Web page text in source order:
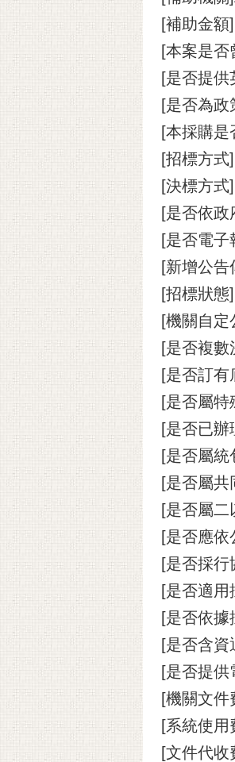
[補助金額
[本案是
[是否提
[是否為
[本採購
[招標方
[決標方式
[是否依
[是否電子
[新增公告
[招標狀
[機關自
[是否複數
[是否訂有
[是否屬
[是否已
[是否屬統
[是否屬
[是否屬
[是否應
[是否採
[是否適
[是否依
[是否含
[是否提供
[機關文
[系統使用
[文件代收